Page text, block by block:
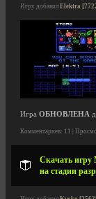
Игру добавил Elektra
Игра ОБНОВЛЕНА
Комментариев: 11 |
Скачать игру
на стадии